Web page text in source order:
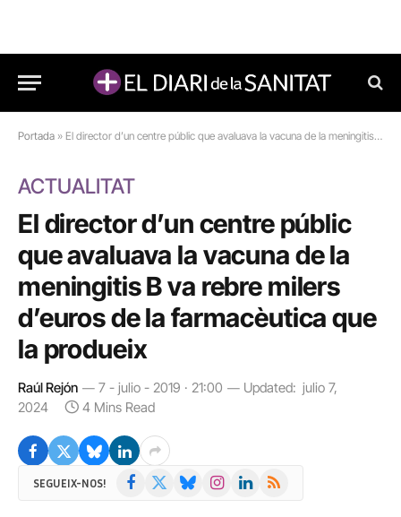
Portada » El director d’un centre públic que avaluava la vacuna de la meningitis B va rebre milers d’euros de la farmacèutica que la produeix
ACTUALITAT
El director d’un centre públic
que avaluava la vacuna de la
meningitis B va rebre milers
d’euros de la farmacèutica que
la produeix
Raúl Rejón 7 - julio - 2019 · 21:00 Updated: julio 7,
2024
4 Mins Read
SEGUEIX-NOS! Facebook BlueskyInstagramLinkedIn
RSS